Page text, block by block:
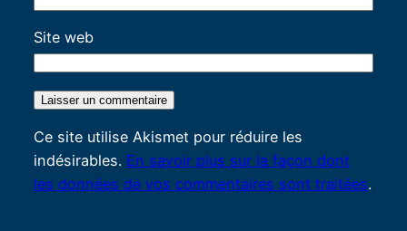
Site web
Ce site utilise Akismet pour réduire les
indésirables. En savoir plus sur la façon dont
les données de vos commentaires sont traitées.